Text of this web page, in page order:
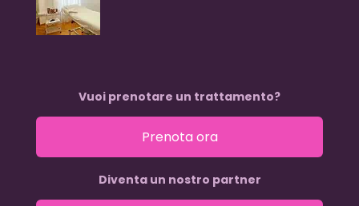
Vuoi prenotare un trattamento?
Prenota ora
Diventa un nostro partner